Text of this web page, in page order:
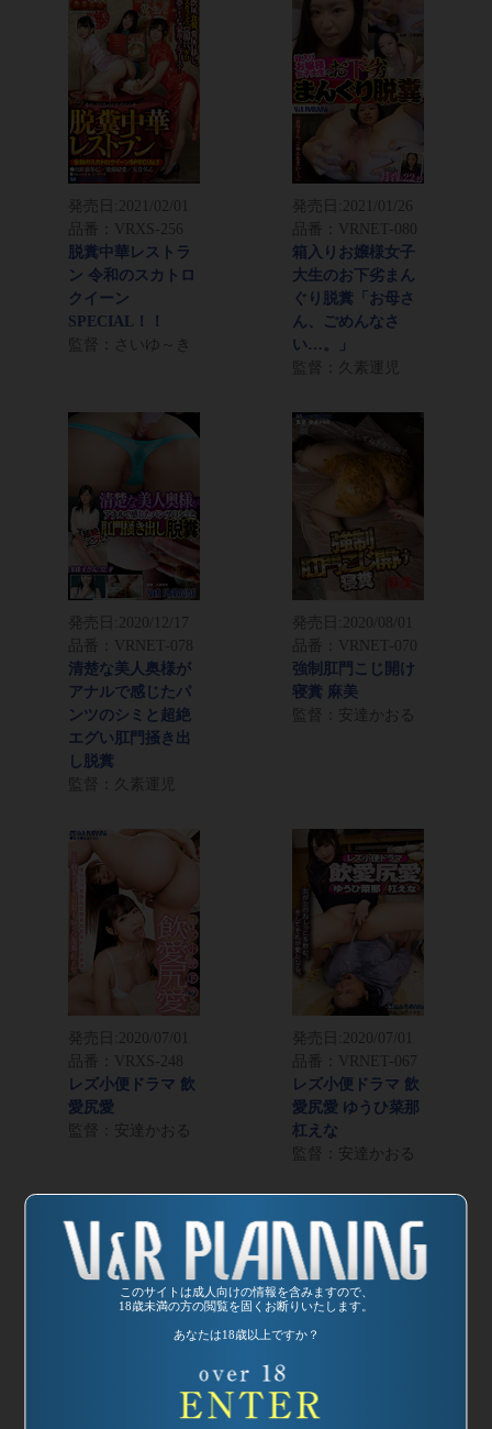
このサイトは成人向けの情報を含みますので、
18歳未満の方の閲覧を固くお断りいたします。
あなたは18歳以上ですか？
発売日: 2021/02/01
品番：VRXS-256
脱糞中華レストラ
ン 令和のスカトロ
クイーン
SPECIAL！！
監督：さいゆ～き
発売日: 2021/01/26
品番：VRNET-080
箱入りお嬢様女子
大生のお下劣まん
ぐり脱糞「お母さ
ん、ごめんなさ
い…。」
監督：久素運児
発売日:
2020/12/17
品番：VRNET-078
清楚な美人奥様が
アナルで感じたパ
ンツのシミと超絶
エグい肛門掻き出
し脱糞
監督：久素運児
発売日:
2020/08/01
品番：VRNET-070
強制肛門こじ開け
寝糞 麻美
監督：安達かおる
発売日:
2020/07/01
品番：VRXS-248
レズ小便ドラマ 飲
愛尻愛
監督：安達かおる
発売日:
2020/07/01
品番：VRNET-067
レズ小便ドラマ 飲
愛尻愛 ゆうひ菜那
杠えな
監督：安達かおる
2020/07/01
発売日: